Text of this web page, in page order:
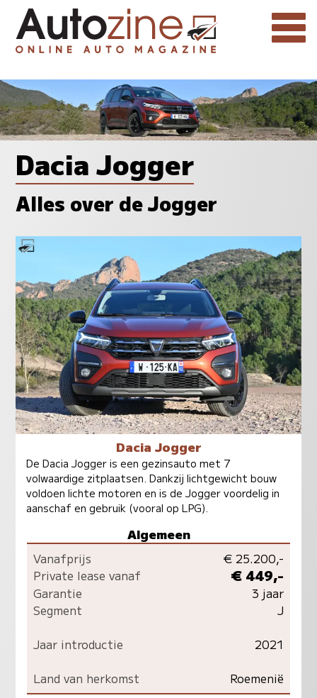
Dacia Jogger
Alles over de Jogger
Dacia Jogger
De Dacia Jogger is een gezinsauto met 7
volwaardige zitplaatsen. Dankzij lichtgewicht bouw
voldoen lichte motoren en is de Jogger voordelig in
aanschaf en gebruik (vooral op LPG).
Algemeen
Vanafprijs
€ 25.200,-
Private lease vanaf
€ 449,-
Garantie
3 jaar
Segment
J
Jaar introductie
2021
Land van herkomst
Roemenië